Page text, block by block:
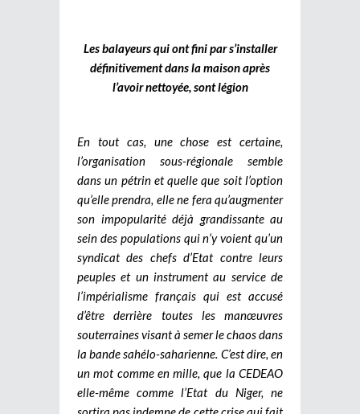
Les balayeurs qui ont fini par s’installer
définitivement dans la maison après
l’avoir nettoyée, sont légion
En tout cas, une chose est certaine,
l’organisation sous-régionale semble
dans un pétrin et quelle que soit l’option
qu’elle prendra, elle ne fera qu’augmenter
son impopularité déjà grandissante au
sein des populations qui n’y voient qu’un
syndicat des chefs d’Etat contre leurs
peuples et un instrument au service de
l’impérialisme français qui est accusé
d’être derrière toutes les manœuvres
souterraines visant à semer le chaos dans
la bande sahélo-saharienne. C’est dire, en
un mot comme en mille, que la CEDEAO
elle-même comme l’Etat du Niger, ne